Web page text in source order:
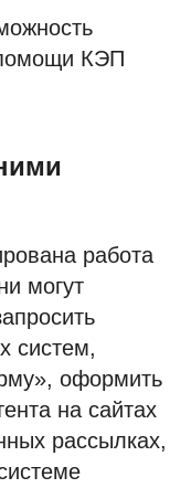
КЭП
работа
могут
систем,
оформить
на сайтах
рассылках,